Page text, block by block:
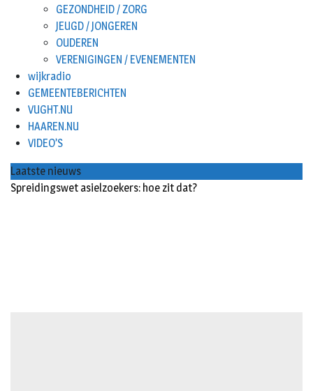
GEZONDHEID / ZORG
JEUGD / JONGEREN
OUDEREN
VERENIGINGEN / EVENEMENTEN
wijkradio
GEMEENTEBERICHTEN
VUGHT.NU
HAAREN.NU
VIDEO’S
Laatste nieuws
Spreidingswet asielzoekers: hoe zit dat?